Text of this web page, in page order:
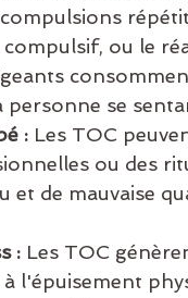
ou le
personne se
: Les TOC
ou des
et de mauvaise
: Les TOC
l'épuisement